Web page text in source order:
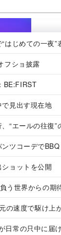
はじめての一夜”
フショ披露
BE:FIRST
見出す現在地
“エールの往復”
ツコーデでBBQ
ョットを公開
う世界からの期
の速度で駆け上
日常の只中に届